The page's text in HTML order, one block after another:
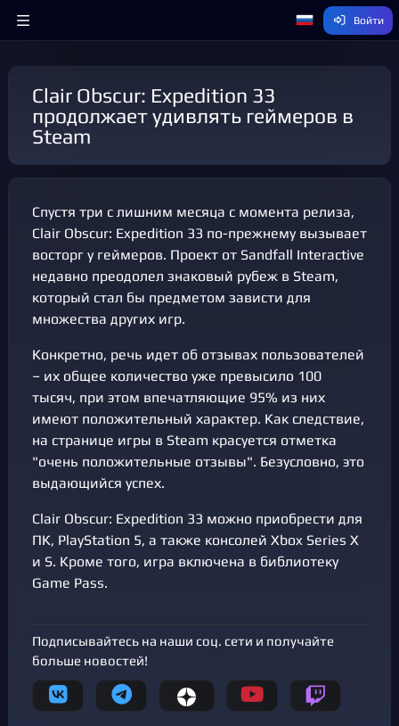
Войти
Clair Obscur: Expedition 33
продолжает удивлять геймеров в
Steam
Спустя три с лишним месяца с момента релиза,
Clair Obscur: Expedition 33 по-прежнему вызывает
восторг у геймеров. Проект от Sandfall Interactive
недавно преодолел знаковый рубеж в Steam,
который стал бы предметом зависти для
множества других игр.
Конкретно, речь идет об отзывах пользователей
– их общее количество уже превысило 100
тысяч, при этом впечатляющие 95% из них
имеют положительный характер. Как следствие,
на странице игры в Steam красуется отметка
"очень положительные отзывы". Безусловно, это
выдающийся успех.
Clair Obscur: Expedition 33 можно приобрести для
ПК, PlayStation 5, а также консолей Xbox Series X
и S. Кроме того, игра включена в библиотеку
Game Pass.
Подписывайтесь на наши соц. сети и получайте
больше новостей!